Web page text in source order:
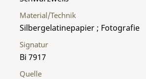
Material/Technik
Silbergelatinepapier ; Fotografie
Signatur
Bi 7917
Quelle